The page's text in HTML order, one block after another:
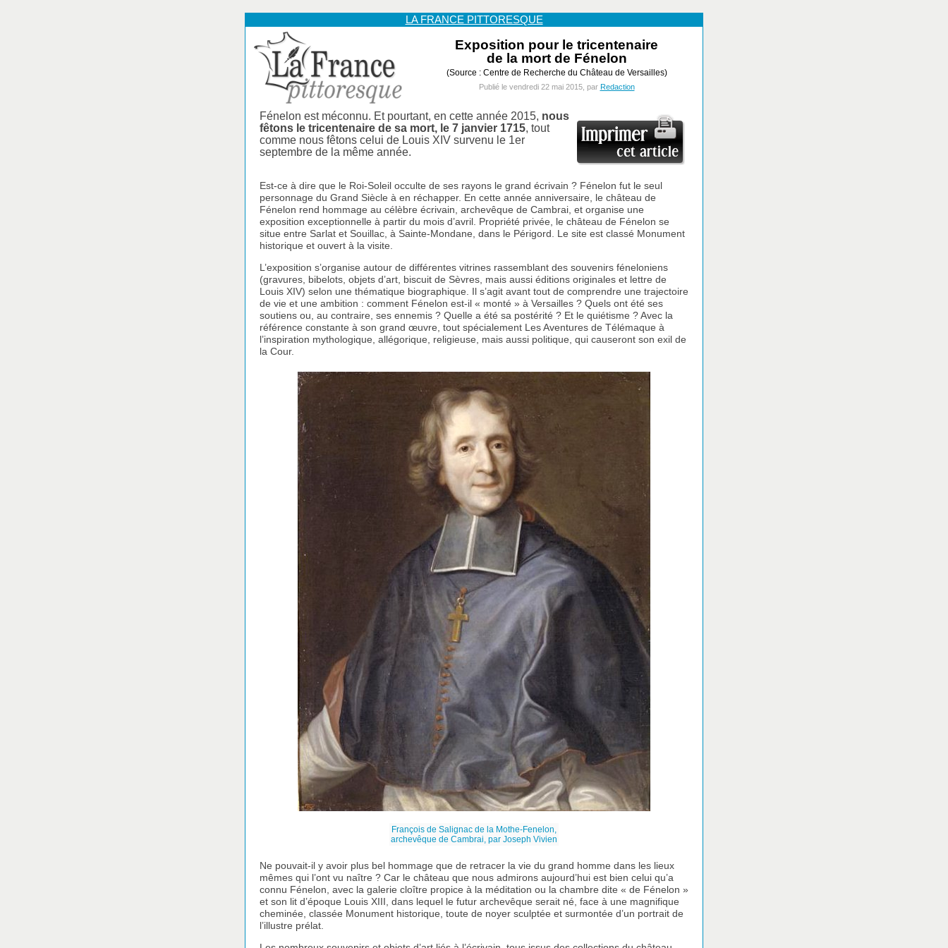
LA FRANCE PITTORESQUE
Exposition pour le tricentenaire
de la mort de Fénelon
(Source : Centre de Recherche du Château de Versailles)
Publié le vendredi 22 mai 2015, par Redaction
Fénelon est méconnu. Et pourtant, en cette année 2015, nous
fêtons le tricentenaire de sa mort, le 7 janvier 1715, tout
comme nous fêtons celui de Louis XIV survenu le 1er
septembre de la même année.
Est-ce à dire que le Roi-Soleil occulte de ses rayons le grand écrivain ? Fénelon fut le seul
personnage du Grand Siècle à en réchapper. En cette année anniversaire, le château de
Fénelon rend hommage au célèbre écrivain, archevêque de Cambrai, et organise une
exposition exceptionnelle à partir du mois d’avril. Propriété privée, le château de Fénelon se
situe entre Sarlat et Souillac, à Sainte-Mondane, dans le Périgord. Le site est classé Monument
historique et ouvert à la visite.
L’exposition s’organise autour de différentes vitrines rassemblant des souvenirs féneloniens
(gravures, bibelots, objets d’art, biscuit de Sèvres, mais aussi éditions originales et lettre de
Louis XIV) selon une thématique biographique. Il s’agit avant tout de comprendre une trajectoire
de vie et une ambition : comment Fénelon est-il « monté » à Versailles ? Quels ont été ses
soutiens ou, au contraire, ses ennemis ? Quelle a été sa postérité ? Et le quiétisme ? Avec la
référence constante à son grand œuvre, tout spécialement Les Aventures de Télémaque à
l’inspiration mythologique, allégorique, religieuse, mais aussi politique, qui causeront son exil de
la Cour.
François de Salignac de la Mothe-Fenelon,
archevêque de Cambrai, par Joseph Vivien
Ne pouvait-il y avoir plus bel hommage que de retracer la vie du grand homme dans les lieux
mêmes qui l’ont vu naître ? Car le château que nous admirons aujourd’hui est bien celui qu’a
connu Fénelon, avec la galerie cloître propice à la méditation ou la chambre dite « de Fénelon »
et son lit d’époque Louis XIII, dans lequel le futur archevêque serait né, face à une magnifique
cheminée, classée Monument historique, toute de noyer sculptée et surmontée d’un portrait de
l’illustre prélat.